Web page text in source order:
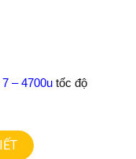
– 4700u tốc độ